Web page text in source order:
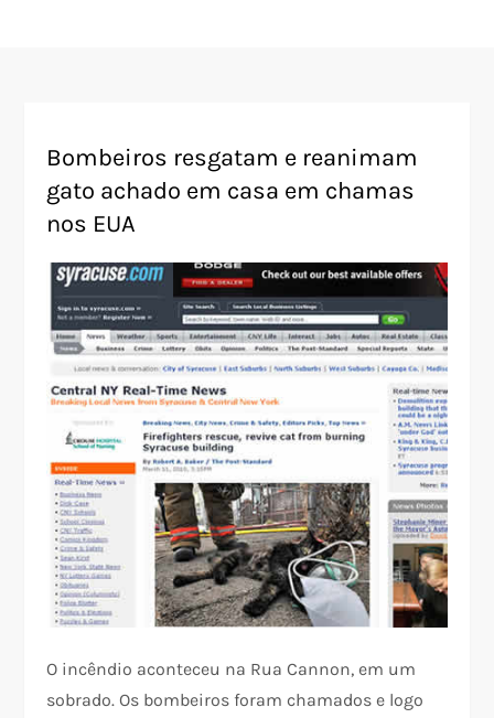
Bombeiros resgatam e reanimam
gato achado em casa em chamas
nos EUA
O incêndio aconteceu na Rua Cannon, em um
sobrado. Os bombeiros foram chamados e logo